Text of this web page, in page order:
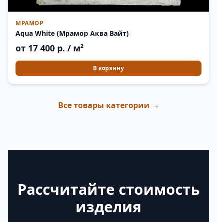
МРАМОР
Aqua White (Мрамор Аква Вайт)
от 17 400 р. / м²
В корзину
Все товары категории →
Рассчитайте стоимость
изделия